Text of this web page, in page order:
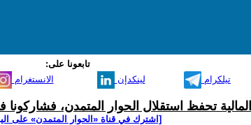
تابعونا على:
الانستغرام لينكدإن تيلكرام
تحفظ استقلال الحوار المتمدن،
[اشترك في قناة ‫«الحوار المتمدن» على